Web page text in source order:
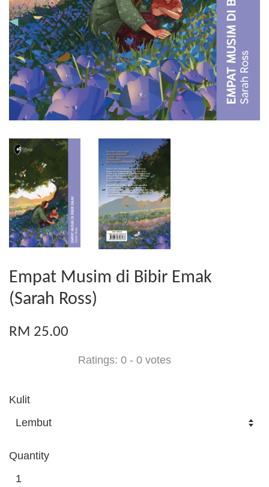
Empat Musim di Bibir Emak
(Sarah Ross)
RM 25.00
Ratings: 0 - 0 votes
Kulit
Quantity